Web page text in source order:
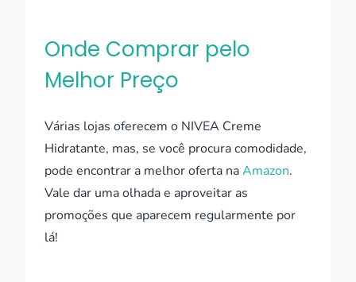
Onde Comprar pelo
Melhor Preço
Várias lojas oferecem o NIVEA Creme
Hidratante, mas, se você procura comodidade,
pode encontrar a melhor oferta naAmazon.
Vale dar uma olhada e aproveitar as
promoções que aparecem regularmente por
lá!